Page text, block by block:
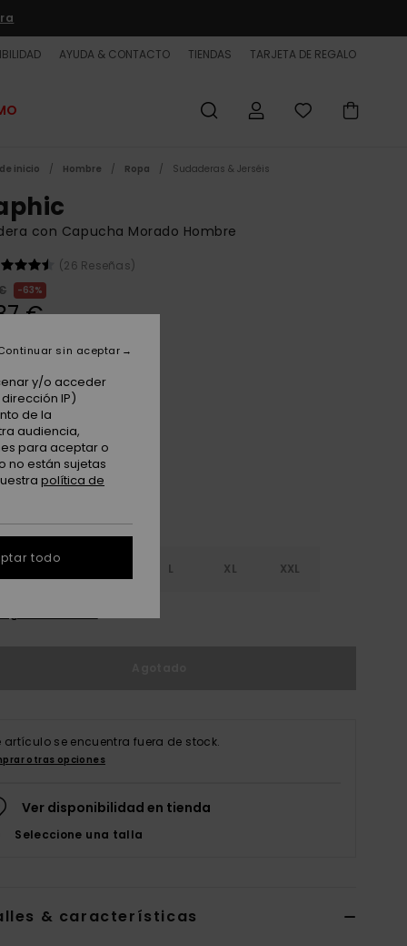
AYUDA & CONTACTO TIENDAS TARJETA DE REGALO
inicio Hombre Ropa Sudaderas & Jerséis
con Capucha Morado Hombre
(26 Reseñas)
63%
€
L XL XXL
artículo se encuentra fuera de stock.
otras opciones
Ver disponibilidad en tienda
Seleccione una talla
& características
y/o acceder
IP)
de la
audiencia,
para aceptar o
no están sujetas
política de
sin aceptar
todo